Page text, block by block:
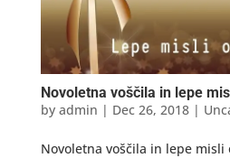
Novoletna voščila in lepe
by admin | Dec 26, 2018|
Novoletna voščila in lepe